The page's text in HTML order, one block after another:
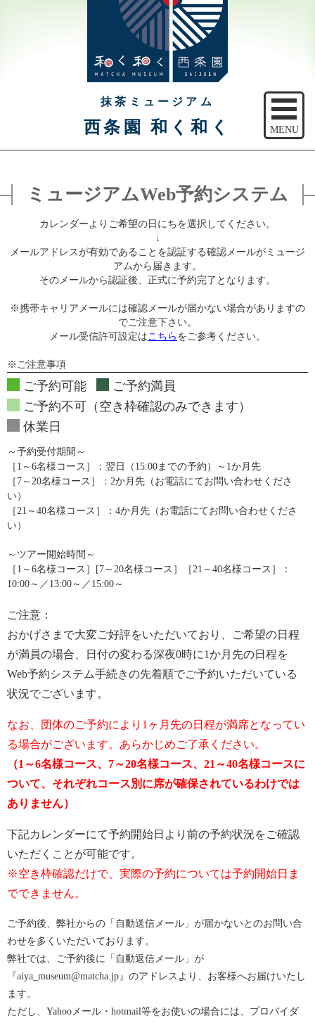
抹茶ミュージアム
西条園 和く和く MENU
ご予約
アクセス
注意事項
ミュージアムWeb予約システム
カレンダーよりご希望の日にちを選択してください。
↓
メールアドレスが有効であることを認証する確認メールがミュージ
アムから届きます。
そのメールから認証後、正式に予約完了となります。
※携帯キャリアメールには確認メールが届かない場合がありますの
でご注意下さい。
メール受信許可設定はこちら をご参考ください。
※ご注意事項
ご予約可能
ご予約満員
ご予約不可（空き枠確認のみできます）
休業日
～予約受付期間～
［1～6名様コース］：翌日（15:00までの予約）～1か月先
［7～20名様コース］：2か月先（お電話にてお問い合わせくださ
い）
［21～40名様コース］：4か月先（お電話にてお問い合わせくださ
い）
～ツアー開始時間～
［1～6名様コース］[7～20名様コース］［21～40名様コース］：
10:00～／13:00～／15:00～
ご注意：
おかげさまで大変ご好評をいただいており、ご希望の日程
が満員の場合、日付の変わる深夜0時に1か月先の日程を
Web予約システム手続きの先着順でご予約いただいている
状況でございます。
なお、団体のご予約により1ヶ月先の日程が満席となってい
る場合がございます。あらかじめご了承ください。
（1～6名様コース、7～20名様コース、21～40名様コースに
ついて、それぞれコース別に席が確保されているわけでは
ありません）
下記カレンダーにて予約開始日より前の予約状況をご確認
いただくことが可能です。
※空き枠確認だけで、実際の予約については予約開始日ま
でできません。
ご予約後、弊社からの「自動送信メール」が届かないとのお問い合
わせを多くいただいております。
弊社では、ご予約後に「自動返信メール」が
『aiya_museum@matcha.jp』のアドレスより、お客様へお届けいたし
ます。
ただし、Yahooメール・hotmail等をお使いの場合には、プロバイダ